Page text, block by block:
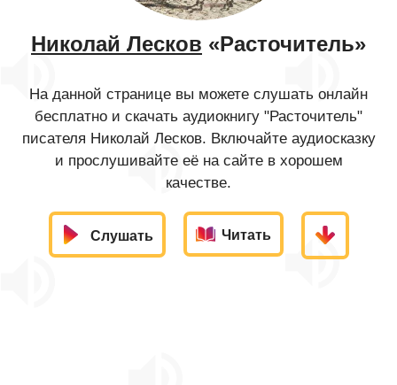
Николай Лесков «Расточитель»
На данной странице вы можете слушать онлайн
бесплатно и скачать аудиокнигу "Расточитель"
писателя Николай Лесков. Включайте аудиосказку
и прослушивайте её на сайте в хорошем
качестве.
Слушать Читать